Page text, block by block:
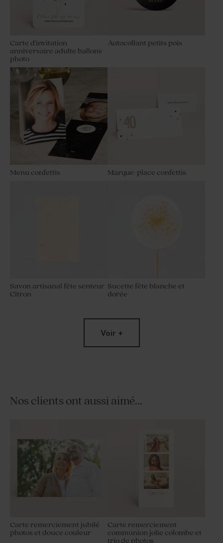
Carte d'invitation
anniversaire adulte ballons
photo
Autocollant petits pois
Menu confettis Marque-place confettis
Savon artisanal fête senteur
Citron
Sucette fête blanche et
dorée
Voir +
Nos clients ont aussi aimé...
Carte remerciement jubilé
photos et douce couleur
Carte remerciement
communion jolie colombe et
trio de photos